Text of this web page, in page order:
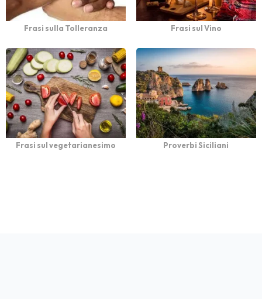
Frasi sulla Tolleranza Frasi sul Vino
Frasi sul vegetarianesimo Proverbi Siciliani